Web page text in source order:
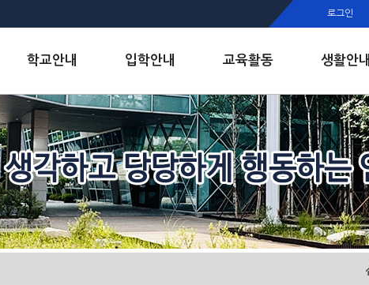
로그인
학교안내 입학안내 교육활동 생활안내